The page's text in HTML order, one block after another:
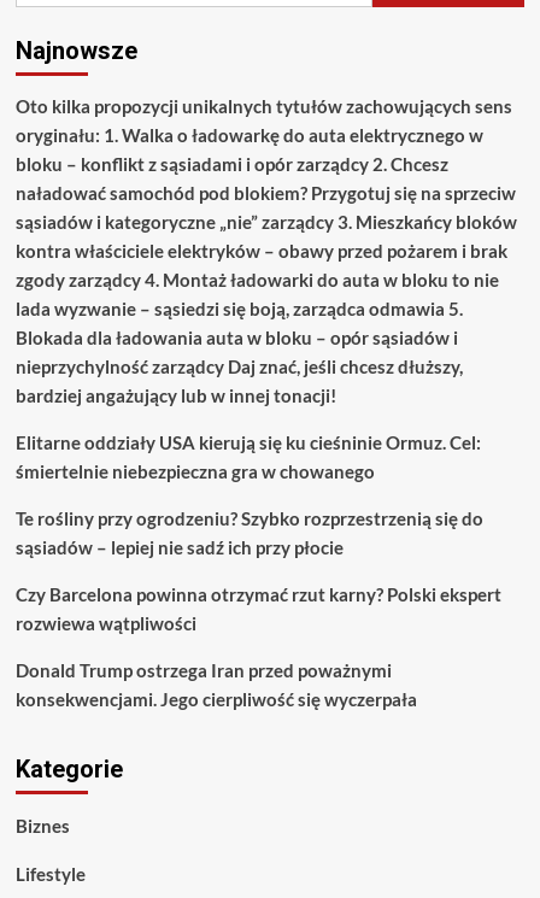
Najnowsze
Oto kilka propozycji unikalnych tytułów zachowujących sens
oryginału: 1. Walka o ładowarkę do auta elektrycznego w
bloku – konflikt z sąsiadami i opór zarządcy 2. Chcesz
naładować samochód pod blokiem? Przygotuj się na sprzeciw
sąsiadów i kategoryczne „nie” zarządcy 3. Mieszkańcy bloków
kontra właściciele elektryków – obawy przed pożarem i brak
zgody zarządcy 4. Montaż ładowarki do auta w bloku to nie
lada wyzwanie – sąsiedzi się boją, zarządca odmawia 5.
Blokada dla ładowania auta w bloku – opór sąsiadów i
nieprzychylność zarządcy Daj znać, jeśli chcesz dłuższy,
bardziej angażujący lub w innej tonacji!
Elitarne oddziały USA kierują się ku cieśninie Ormuz. Cel:
śmiertelnie niebezpieczna gra w chowanego
Te rośliny przy ogrodzeniu? Szybko rozprzestrzenią się do
sąsiadów – lepiej nie sadź ich przy płocie
Czy Barcelona powinna otrzymać rzut karny? Polski ekspert
rozwiewa wątpliwości
Donald Trump ostrzega Iran przed poważnymi
konsekwencjami. Jego cierpliwość się wyczerpała
Kategorie
Biznes
Lifestyle